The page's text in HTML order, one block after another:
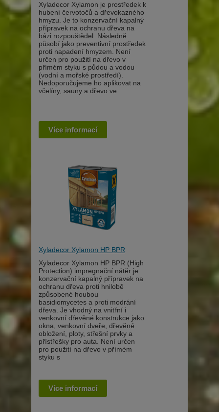
Xyladecor Xylamon je prostředek k
hubení červotočů a dřevokazného
hmyzu. Je to konzervační kapalný
přípravek na ochranu dřeva na
bázi rozpouštědel. Následně
působí jako preventivní prostředek
proti napadení hmyzem. Není
určen pro použití na dřevo v
přímém styku s půdou a vodou
(vodní a mořské prostředí).
Nedoporučujeme ho aplikovat na
včelíny, sauny a dřevo ve
Více informací
Xyladecor Xylamon HP BPR
Xyladecor Xylamon HP BPR (High
Protection) impregnační nátěr je
konzervační kapalný přípravek na
ochranu dřeva proti hnilobě
způsobené houbou
basidiomycetes a proti modrání
dřeva. Je vhodný na vnitřní i
venkovní dřevěné konstrukce jako
okna, venkovní dveře, dřevěné
obložení, ploty, střešní prvky a
přístřešky pro auta. Není určen
pro použití na dřevo v přímém
styku s
Více informací